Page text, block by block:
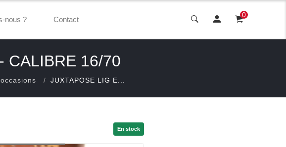
nous ? Contact
0
CALIBRE 16/70
JUXTAPOSE LIG E...
En stock